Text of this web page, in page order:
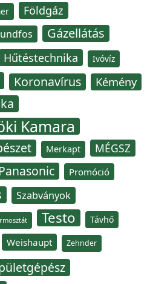
Földgáz
Gázellátás
Hűtéstechnika Ivóvíz
Koronavírus Kémény
Kamara
Merkapt MÉGSZ
Panasonic Promóció
Szabványok
Testo Távhő
Weishaupt Zehnder